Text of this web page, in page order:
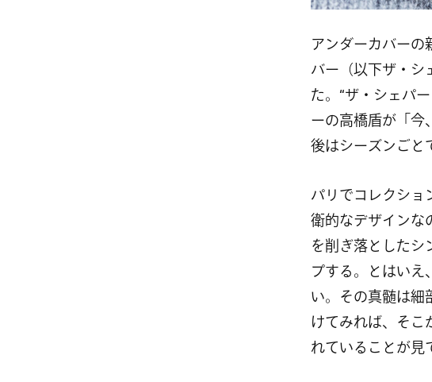
アンダーカバー
バー（以下ザ・
た。“ザ・シェパ
ーの高橋盾が「
後はシーズンごと
パリでコレクシ
衛的なデザイン
を削ぎ落とした
プする。とはい
い。その真髄は
けてみれば、そ
れていることが見